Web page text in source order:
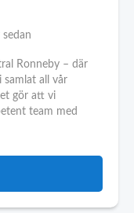
sedan
Ronneby – där
samlat all vår
gör att vi
team med